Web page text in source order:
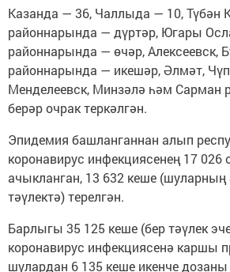
Казанда — 36, Чаллыда — 10, Түбән
районнарында — дүртәр, Югары
районнарында — өчәр, Алексеевск,
районнарында — икешәр, Әлмәт,
Менделеевск, Минзәлә һәм Сарман
берәр очрак теркәлгән.
Эпидемия башланганнан алып
коронавирус инфекциясенең 17 026
ачыкланган, 13 632 кеше (шуларның
тәүлектә) терелгән.
Барлыгы 35 125 кеше (бер тәүлек
коронавирус инфекциясенә каршы
шулардан 6 135 кеше икенче дозаны